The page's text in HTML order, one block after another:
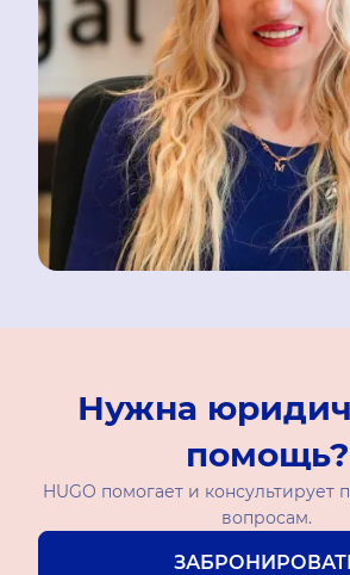
Нужна
помощь?
HUGO помогает и
вопросам.